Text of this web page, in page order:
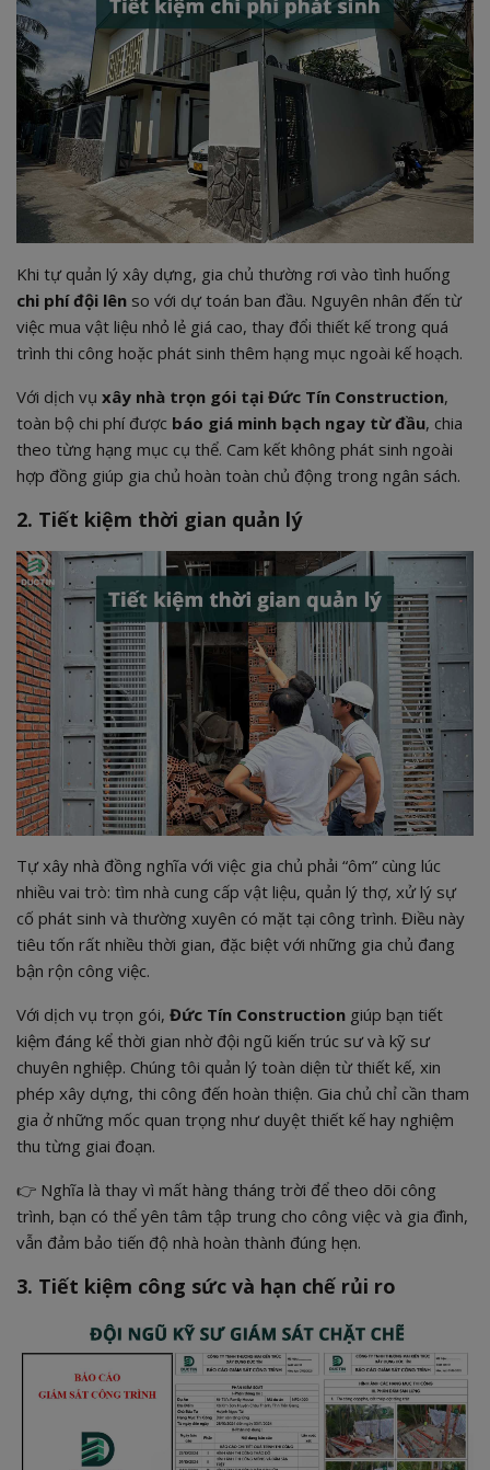
Khi tự quản lý xây dựng, gia chủ thường rơi vào tình huống
chi phí đội lên so với dự toán ban đầu. Nguyên nhân đến từ
việc mua vật liệu nhỏ lẻ giá cao, thay đổi thiết kế trong quá
trình thi công hoặc phát sinh thêm hạng mục ngoài kế hoạch.
Với dịch vụ xây nhà trọn gói tại Đức Tín Construction,
toàn bộ chi phí được báo giá minh bạch ngay từ đầu, chia
theo từng hạng mục cụ thể. Cam kết không phát sinh ngoài
hợp đồng giúp gia chủ hoàn toàn chủ động trong ngân sách.
2. Tiết kiệm thời gian quản lý
Tự xây nhà đồng nghĩa với việc gia chủ phải “ôm” cùng lúc
nhiều vai trò: tìm nhà cung cấp vật liệu, quản lý thợ, xử lý sự
cố phát sinh và thường xuyên có mặt tại công trình. Điều này
tiêu tốn rất nhiều thời gian, đặc biệt với những gia chủ đang
bận rộn công việc.
Với dịch vụ trọn gói, Đức Tín Construction giúp bạn tiết
kiệm đáng kể thời gian nhờ đội ngũ kiến trúc sư và kỹ sư
chuyên nghiệp. Chúng tôi quản lý toàn diện từ thiết kế, xin
phép xây dựng, thi công đến hoàn thiện. Gia chủ chỉ cần tham
gia ở những mốc quan trọng như duyệt thiết kế hay nghiệm
thu từng giai đoạn.
👉 Nghĩa là thay vì mất hàng tháng trời để theo dõi công
trình, bạn có thể yên tâm tập trung cho công việc và gia đình,
vẫn đảm bảo tiến độ nhà hoàn thành đúng hẹn.
3. Tiết kiệm công sức và hạn chế rủi ro